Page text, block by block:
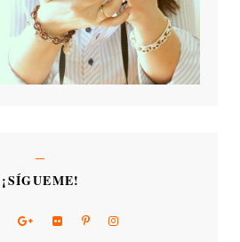
¡SÍGUEME!